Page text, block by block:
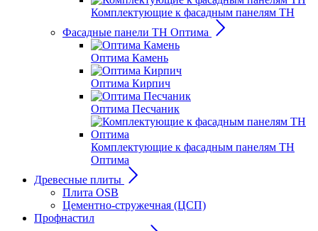
Комплектующие к фасадным панелям ТН
Фасадные панели ТН Оптима
Оптима Камень
Оптима Кирпич
Оптима Песчаник
Комплектующие к фасадным панелям ТН
Оптима
Древесные плиты
Плита OSB
Цементно-стружечная (ЦСП)
Профнастил